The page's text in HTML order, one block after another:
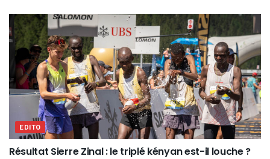
EDITO
Résultat Sierre Zinal : le triplé kényan est-il louche ?